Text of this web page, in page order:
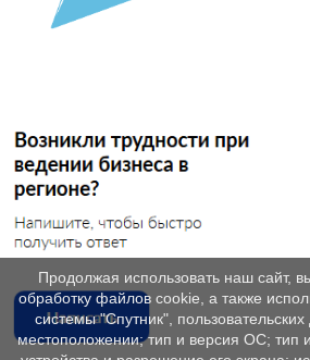
Продолжая использовать наш сайт,
обработку файлов cookie, а также
системы "Спутник",
местоположении; тип и версия ОС; тип